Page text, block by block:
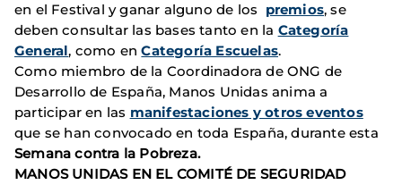
en el Festival y ganar alguno de los premios, se
deben consultar las bases tanto en la Categoría
General, como enCategoría Escuelas.
Como miembro de la Coordinadora de ONG de
Desarrollo de España, Manos Unidas anima a
participar en las manifestaciones y otros eventos
que se han convocado en toda España, durante esta
Semana contra la Pobreza.
MANOS UNIDAS EN EL COMITÉ DE SEGURIDAD